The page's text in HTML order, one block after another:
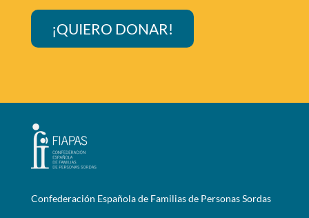
¡QUIERO DONAR!
Confederación Española de Familias de Personas Sordas